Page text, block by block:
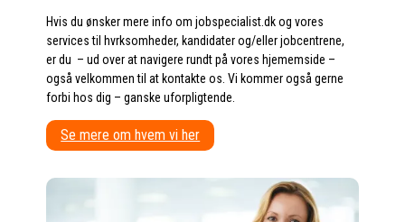
Hvis du ønsker mere info om jobspecialist.dk og vores
services til hvrksomheder, kandidater og/eller jobcentrene,
er du – ud over at navigere rundt på vores hjememside –
også velkommen til at kontakte os. Vi kommer også gerne
forbi hos dig – ganske uforpligtende.
Se mere om hvem vi her